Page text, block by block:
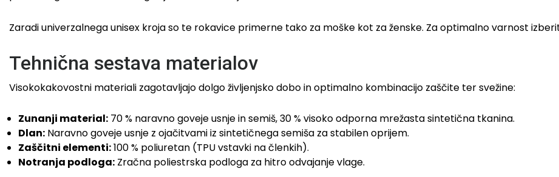
Zaradi univerzalnega unisex kroja so te rokavice primerne tako za moške kot za ženske. Za optimalno varnost
Tehnična sestava materialov
Visokokakovostni materiali zagotavljajo dolgo življenjsko dobo in optimalno kombinacijo zaščite ter svežine:
Zunanji material: 70 % naravno goveje usnje in semiš, 30 % visoko odporna mrežasta sintetična tkanina.
Dlan: Naravno goveje usnje z ojačitvami iz sintetičnega semiša za stabilen oprijem.
Zaščitni elementi:100 % poliuretan (TPU vstavki na členkih).
Notranja podloga: Zračna poliestrska podloga za hitro odvajanje vlage.